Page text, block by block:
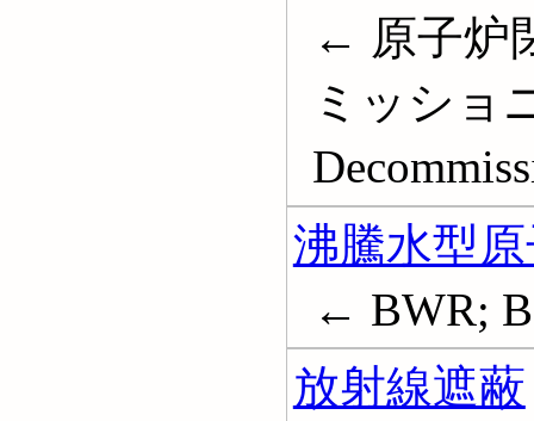
← 原子炉
ミッショ
沸騰水型
← BWR;
放射線遮蔽